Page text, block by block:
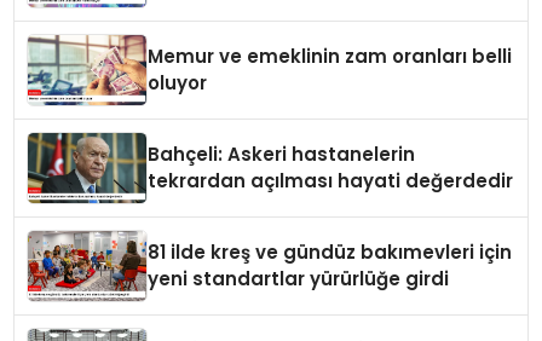
Memur ve emeklinin zam oranları belli
oluyor
Bahçeli: Askeri hastanelerin
tekrardan açılması hayati değerdedir
81 ilde kreş ve gündüz bakımevleri için
yeni standartlar yürürlüğe girdi